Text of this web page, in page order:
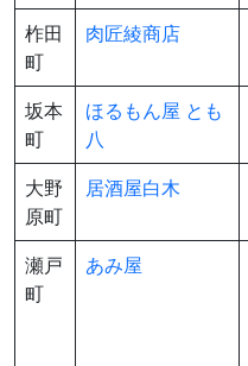
柞田
町
肉匠綾商店
坂本
町
ほるもん屋 とも
八
大野
原町
居酒屋白木
瀬戸
町
あみ屋